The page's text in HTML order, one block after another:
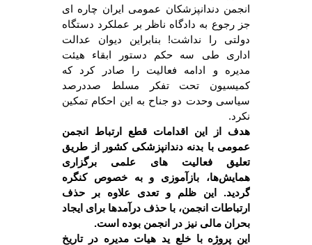
انجمن دندانپزشکان عمومی ایران چاره ای
جز رجوع به دادگاه ناظر بر عملکرد دستگاه
دولتی را نداشت! بنابراین دیوان عدالت
اداری طی سه حکم دستور ابقاء هیئت
مدیره و ادامه فعالیت را صادر کرد که
کمیسیون تحت تفکر مسلط صددرصد
سیاسی وحدت دو جناح به این احکام تمکین
نکرد.
هدف از این اقدامات قطع ارتباط انجمن
عمومی با بدنه دندانپزشکی کشور از طریق
تعلیق فعالیت های علمی برگزاری
همایش‌ها، بازآموزی و به خصوص کنگره
گردید. این ظلم و تعدی علاوه بر حذف
ارتباطات انجمن، با حذف درآمدها برای ایجاد
بحران مالی نیز در انجمن بوده است.
این پروژه با خلع ید هیات مدیره در تاریخ